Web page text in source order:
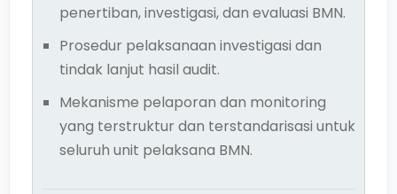
penertiban, investigasi, dan evaluasi BMN.
Prosedur pelaksanaan investigasi dan
tindak lanjut hasil audit.
Mekanisme pelaporan dan monitoring
yang terstruktur dan terstandarisasi untuk
seluruh unit pelaksana BMN.